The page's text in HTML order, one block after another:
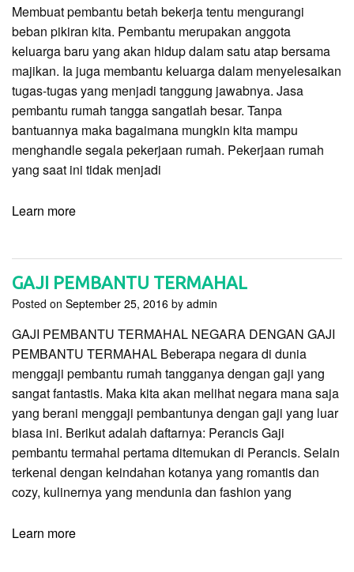
Membuat pembantu betah bekerja tentu mengurangi
beban pikiran kita. Pembantu merupakan anggota
keluarga baru yang akan hidup dalam satu atap bersama
majikan. Ia juga membantu keluarga dalam menyelesaikan
tugas-tugas yang menjadi tanggung jawabnya. Jasa
pembantu rumah tangga sangatlah besar. Tanpa
bantuannya maka bagaimana mungkin kita mampu
menghandle segala pekerjaan rumah. Pekerjaan rumah
yang saat ini tidak menjadi
Learn more
GAJI PEMBANTU TERMAHAL
Posted on September 25, 2016 by admin
GAJI PEMBANTU TERMAHAL NEGARA DENGAN GAJI
PEMBANTU TERMAHAL Beberapa negara di dunia
menggaji pembantu rumah tangganya dengan gaji yang
sangat fantastis. Maka kita akan melihat negara mana saja
yang berani menggaji pembantunya dengan gaji yang luar
biasa ini. Berikut adalah daftarnya: Perancis Gaji
pembantu termahal pertama ditemukan di Perancis. Selain
terkenal dengan keindahan kotanya yang romantis dan
cozy, kulinernya yang mendunia dan fashion yang
Learn more